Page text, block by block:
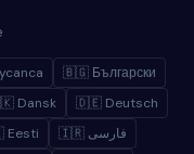
🇧🇬 Български
Dansk
🇩🇪 Deutsch
🇮🇷 فارسی